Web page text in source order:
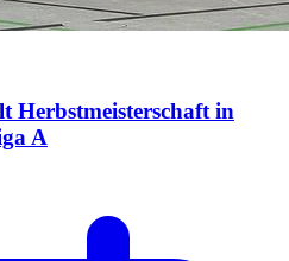
Herbstmeisterschaft in
A